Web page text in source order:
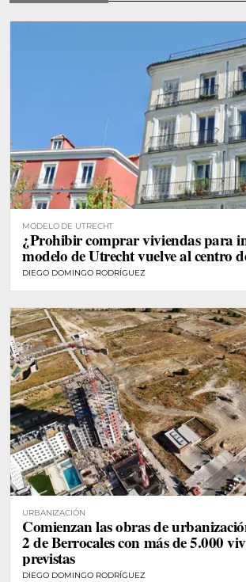
MODELO DE UTRECHT
¿Prohibir comprar viviendas para
modelo de Utrecht vuelve al centro
DIEGO DOMINGO RODRÍGUEZ
URBANIZACIÓN
Comienzan las obras de
2 de Berrocales con más de 5.000
previstas
DIEGO DOMINGO RODRÍGUEZ